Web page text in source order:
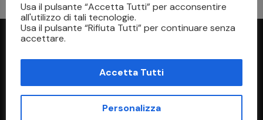
Usa il pulsante “Accetta Tutti” per acconsentire
all'utilizzo di tali tecnologie.
Usa il pulsante “Rifiuta Tutti” per continuare senza
accettare.
Accetta Tutti
Personalizza